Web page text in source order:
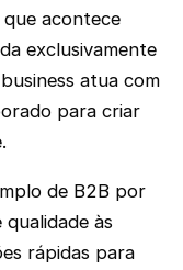
acontece
exclusivamente
atua com
para criar
de B2B por
às
rápidas para